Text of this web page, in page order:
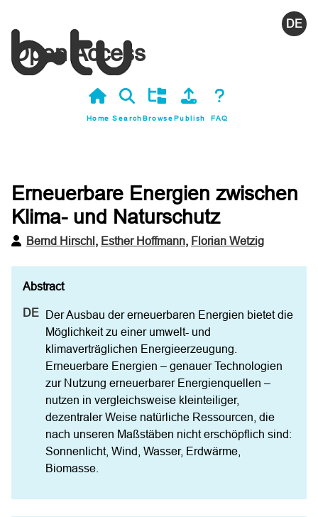
Open Access
Home SearchBrowsePublish FAQ
Erneuerbare Energien zwischen
Klima- und Naturschutz
Bernd Hirschl, Esther Hoffmann, Florian Wetzig
Der Ausbau der erneuerbaren Energien bietet die
Möglichkeit zu einer umwelt- und
klimaverträglichen Energieerzeugung.
Erneuerbare Energien – genauer Technologien
zur Nutzung erneuerbarer Energienquellen –
nutzen in vergleichsweise kleinteiliger,
dezentraler Weise natürliche Ressourcen, die
nach unseren Maßstäben nicht erschöpflich sind:
Sonnenlicht, Wind, Wasser, Erdwärme,
Biomasse.